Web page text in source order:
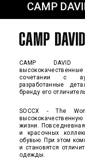
CAMP
CAMP
сочетании с
разработанные
бренду его
SOCCX - The
жизни.
и красочных
обувью. При этом
и становятся
одежды.